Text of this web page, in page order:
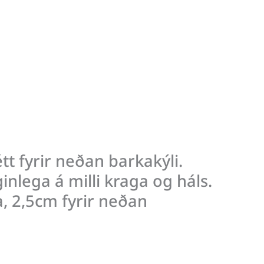
fyrir neðan barkakýli.
á milli kraga og háls.
2,5cm fyrir neðan